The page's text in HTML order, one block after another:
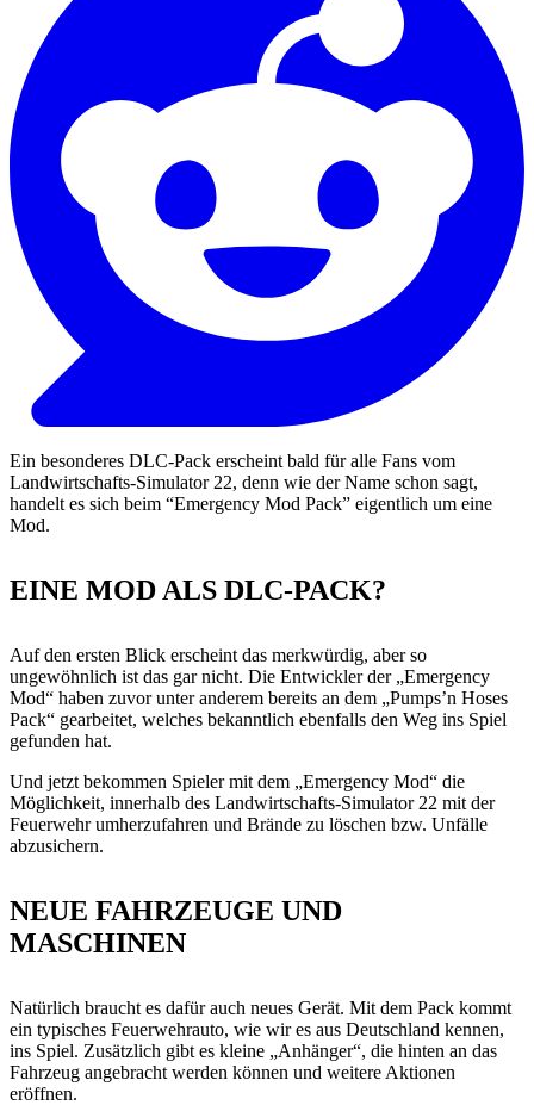
Ein besonderes DLC-Pack erscheint bald für alle Fans vom
Landwirtschafts-Simulator 22, denn wie der Name schon sagt,
handelt es sich beim “Emergency Mod Pack” eigentlich um eine
Mod.
EINE MOD ALS DLC-PACK?
Auf den ersten Blick erscheint das merkwürdig, aber so
ungewöhnlich ist das gar nicht. Die Entwickler der „Emergency
Mod“ haben zuvor unter anderem bereits an dem „Pumps’n Hoses
Pack“ gearbeitet, welches bekanntlich ebenfalls den Weg ins Spiel
gefunden hat.
Und jetzt bekommen Spieler mit dem „Emergency Mod“ die
Möglichkeit, innerhalb des Landwirtschafts-Simulator 22 mit der
Feuerwehr umherzufahren und Brände zu löschen bzw. Unfälle
abzusichern.
NEUE FAHRZEUGE UND
MASCHINEN
Natürlich braucht es dafür auch neues Gerät. Mit dem Pack kommt
ein typisches Feuerwehrauto, wie wir es aus Deutschland kennen,
ins Spiel. Zusätzlich gibt es kleine „Anhänger“, die hinten an das
Fahrzeug angebracht werden können und weitere Aktionen
eröffnen.